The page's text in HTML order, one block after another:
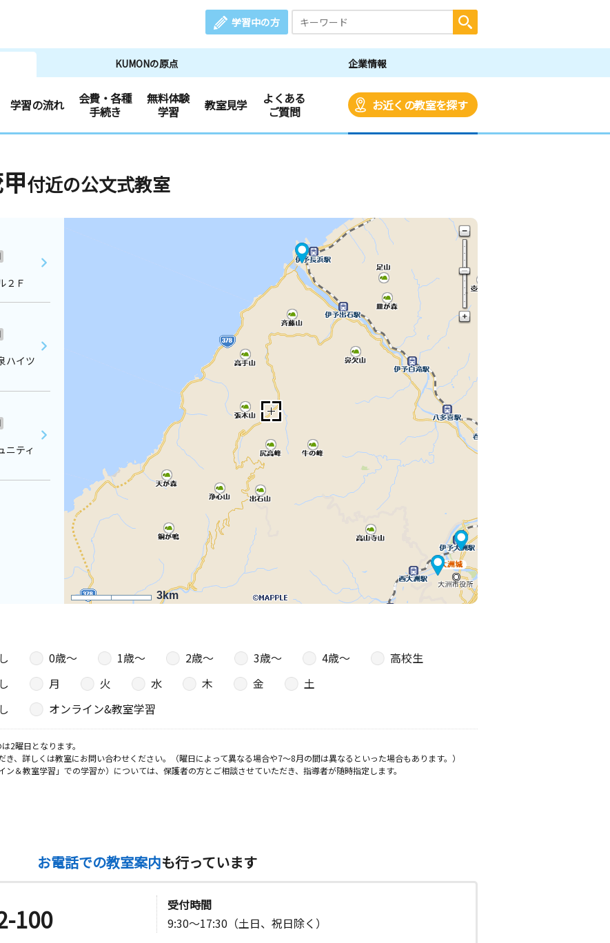
学習中の方
KUMONの原点 企業情報
学習の流れ
会費・各種
手続き
無料体験
学習
教室見学
よくある
ご質問
お近くの教室を探す
付近の公文式教室
3km
２Ｆ
ハイツ
ニティ
0歳〜 1歳〜 2歳〜 3歳〜 4歳〜
高校生
月 火 水 木 金
土
オンライン&教室学習
2曜日となります。
、詳しくは教室にお問い合わせください。（曜日によって異なる場合や7～8月の間は異なるといった場合もあります。）
＆教室学習」での学習か）については、保護者の方とご相談させていただき、指導者が随時指定します。
お電話での教室案内も行っています
100
受付時間
9:30～17:30（土日、祝日除く）